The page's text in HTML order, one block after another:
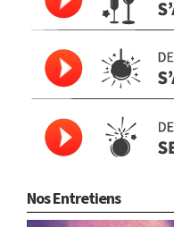
Nos Entretiens